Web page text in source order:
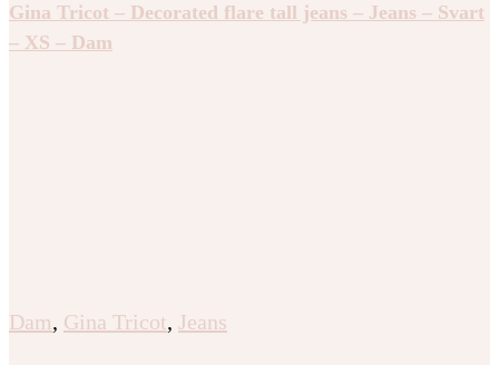
Gina Tricot – Decorated flare tall jeans – Jeans – Svart
– XS – Dam
Dam, Gina Tricot, Jeans